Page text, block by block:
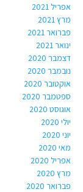
אפריל 2021
מרץ 2021
פברואר 2021
ינואר 2021
דצמבר 2020
נובמבר 2020
אוקטובר 2020
ספטמבר 2020
אוגוסט 2020
יולי 2020
יוני 2020
מאי 2020
אפריל 2020
מרץ 2020
פברואר 2020